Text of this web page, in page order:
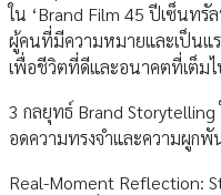
ใน ‘Brand Film 45 ปีเซ็นทรั
ผู้คนที่มีความหมายและเป็นแ
เพื่อชีวิตที่ดีและอนาคตที่เต็มไ
3 กลยุทธ์ Brand
อดความทรงจำและความผูก
Real-Moment Reflection: